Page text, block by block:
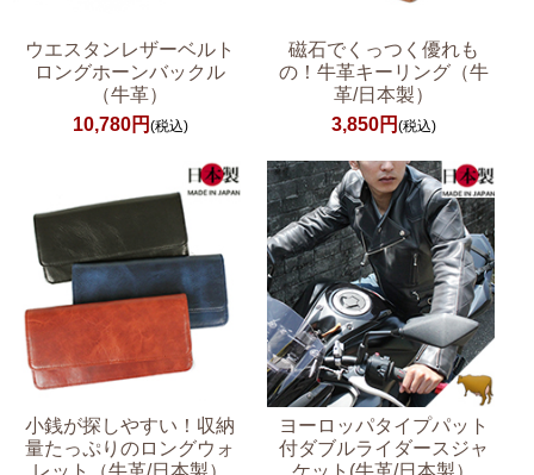
ウエスタンレザーベルト
ロングホーンバックル
（牛革）
10,780円 (税込)
磁石でくっつく優れも
の！牛革キーリング（牛
革/日本製）
3,850円 (税込)
小銭が探しやすい！収納
量たっぷりのロングウォ
レット（牛革/日本製）
ヨーロッパタイプパット
付ダブルライダースジャ
ケット(牛革/日本製）